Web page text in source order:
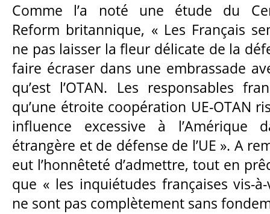
Comme l’a noté une étude du
Reform britannique, « Les Français
ne pas laisser la fleur délicate de la
faire écraser dans une embrassade
qu’est l’OTAN. Les responsables
qu’une étroite coopération UE-OTAN
influence excessive à l’Amérique
étrangère et de défense de l’UE ». A
eut l’honnêteté d’admettre, tout en
que « les inquiétudes françaises vis-
ne sont pas complètement sans